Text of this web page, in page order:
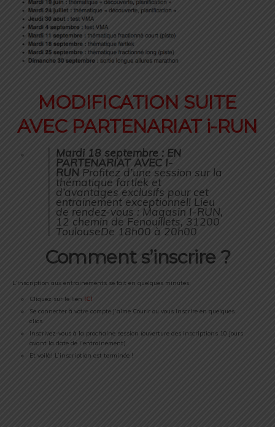
MODIFICATION SUITE
AVEC PARTENARIAT i-RUN
Mardi 18 septembre : EN
PARTENARIAT AVEC I-
RUN Profitez d’une session sur la
thématique fartlek et
d’avantages exclusifs pour cet
entrainement exceptionnel! Lieu
de rendez-vous : Magasin I-RUN,
12 chemin de Fenouillets, 31200
ToulouseDe 18h00 à 20h00
Comment s’inscrire ?
L’inscription aux entrainements se fait en quelques minutes:
Cliquez sur le lien ICI
Se connecter à votre compte J’aime Courir ou vous inscrire en quelques
clics
Inscrivez-vous à la prochaine session (ouverture des inscriptions 10 jours
avant la date de l’entrainement)
Et voilà! L’inscription est terminée !